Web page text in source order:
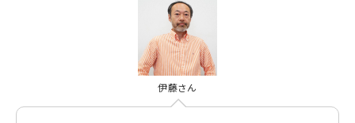
伊藤さん